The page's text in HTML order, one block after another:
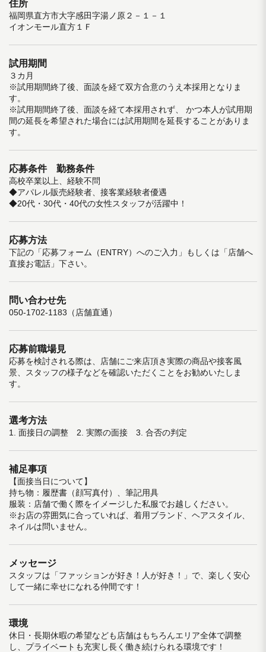
住所
福岡県直方市大字感田字湯ノ原２－１－１
イオンモール直方１Ｆ
試用期間
３カ月
※試用期間終了後、面談を経て双方合意のうえ本採用となりま
す。
※試用期間終了後、面談を経て本採用されず、 かつ本人が試用期
間の延長を希望された場合には試用期間を延長することがありま
す。
応募条件 勤務条件
高校卒業以上、経験不問
◆アパレル販売経験者、接客業経験者優遇
◆20代・30代・40代の女性スタッフが活躍中！
応募方法
下記の「応募フォーム（ENTRY）へのご入力」もしくは「店舗へ
直接お電話」下さい。
問い合わせ先
050-1702-1183（店舗直通）
応募前職場見
応募を検討される際は、店舗にご来店頂き実際の商品や接客風
景、スタッフの様子などを確認いただくことをお勧めいたしま
す。
選考方法
1. 面接日の調整 2. 実際の面接 3. 合否の判定
補足事項
【面接当日について】
持ち物：履歴書（顔写真付）、筆記用具
服装：店舗で働く際をイメージした私服でお越しください。
※お店の雰囲気に合っていれば、着用ブランド、ヘアスタイル、
ネイルは問いません。
メッセージ
スタッフは「ファッションが好き！人が好き！」で、楽しく安心
して一緒に幸せになれる仲間です！
環境
休日・長期休暇の希望なども店舗はもちろんエリア全体で調整
し、プライベートも充実し長く働き続けられる環境です！